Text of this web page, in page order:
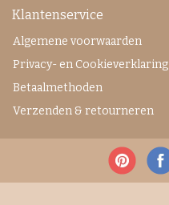
Klantenservice
Algemene voorwaarden
Privacy- en Cookieverklaring
Betaalmethoden
Verzenden & retourneren